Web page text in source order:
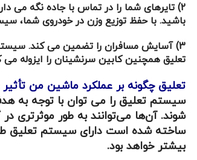
2) تایرهای شما را در تماس با جاده نگه
باشید. با حفظ توزیع وزن در خودروی شما،
3) آسایش مسافران را تضمین می کند.
تعلیق همچنین کابین سرنشینان را ایزوله
تعلیق چگونه بر عملکرد ماشین من
سیستم تعلیق را می توان با توجه به
شوند. آن‌ها می‌توانند به طور موثرتری
ساخته شده است دارای سیستم تعلیق
بیشتر خواهد بود.